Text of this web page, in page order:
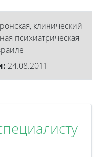
клинический
психиатрическая
24.08.2011